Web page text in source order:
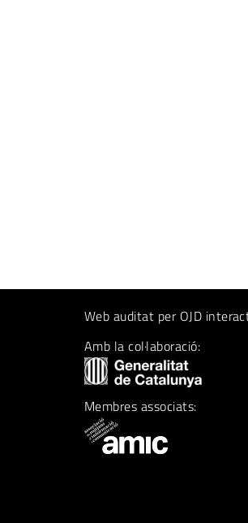
Web auditat per OJD
Amb la col·laboració:
Membres associats: